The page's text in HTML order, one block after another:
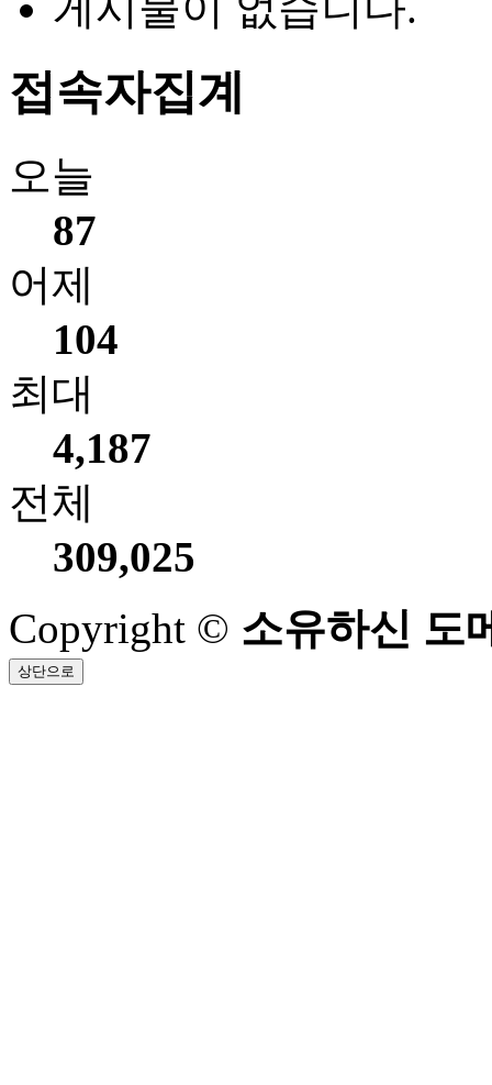
접속자집계
오늘
87
어제
104
최대
4,187
전체
309,025
Copyright © 소유하신 도
상단으로